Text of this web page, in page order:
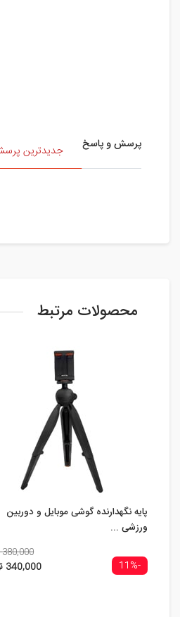
پرسش و پاسخ جدیدترین
محصولات مرتبط
پایه نگهدارنده گوشی موبایل و دوربین
ورزشی ...
-11%
380,000 تومان
340,000 تومان